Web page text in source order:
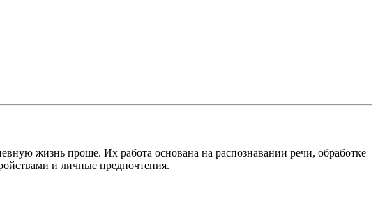
жизнь проще. Их работа основана на распознавании речи, обработке
и личные предпочтения.